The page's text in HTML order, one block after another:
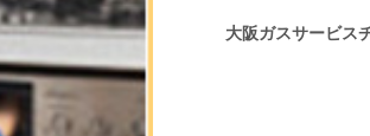
大阪ガスサービス